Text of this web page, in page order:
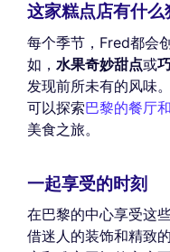
这家糕点店有什么
每个季节，Fred都会
如， 水果奇妙甜点或
发现前所未有的风味
可以探索巴黎的餐厅
美食之旅。
一起享受的时刻
在巴黎的中心享受这
借迷人的装饰和精致